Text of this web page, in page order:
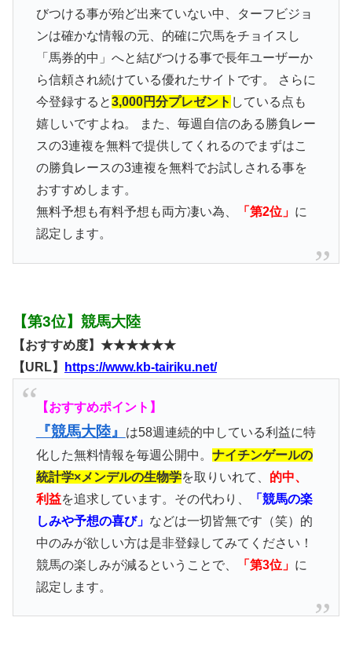
びつける事が殆ど出来ていない中、ターフビジョ
ンは確かな情報の元、的確に穴馬をチョイスし
「馬券的中」へと結びつける事で長年ユーザーか
ら信頼され続けている優れたサイトです。 さらに
今登録すると3,000円分プレゼント している点も
嬉しいですよね。 また、毎週自信のある勝負レー
スの3連複を無料で提供してくれるのでまずはこ
の勝負レースの3連複を無料でお試しされる事を
おすすめします。
無料予想も有料予想も両方凄い為、
「第2位」 に
認定します。
【第3位】競馬大陸
【おすすめ度】★★★★★★
【URL】
https://www.kb-tairiku.net/
【おすすめポイント】
『競馬大陸』
は58週連続的中している利益に特
化した無料情報を毎週公開中。 ナイチンゲールの
統計学×メンデルの生物学を取りいれて、 的中、
利益を追求しています。その代わり、
「競馬の楽
しみや予想の喜び」 などは一切皆無です（笑）的
中のみが欲しい方は是非登録してみてください！
競馬の楽しみが減るということで、
「第3位」 に
認定します。